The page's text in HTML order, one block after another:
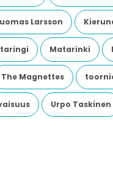
Larsson
Matarinki
The Magnettes
Urpo Taskinen